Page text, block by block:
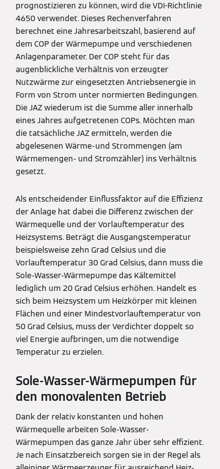
prognostizieren zu können, wird die VDI-Richtlinie
4650 verwendet. Dieses Rechenverfahren
berechnet eine Jahresarbeitszahl, basierend auf
dem COP der Wärmepumpe und verschiedenen
Anlagenparameter. Der COP steht für das
augenblickliche Verhältnis von erzeugter
Nutzwärme zur eingesetzten Antriebsenergie in
Form von Strom unter normierten Bedingungen.
Die JAZ wiederum ist die Summe aller innerhalb
eines Jahres aufgetretenen COPs. Möchten man
die tatsächliche JAZ ermitteln, werden die
abgelesenen Wärme-und Strommengen (am
Wärmemengen- und Stromzähler) ins Verhältnis
gesetzt.
Als entscheidender Einflussfaktor auf die Effizienz
der Anlage hat dabei die Differenz zwischen der
Wärmequelle und der Vorlauftemperatur des
Heizsystems. Beträgt die Ausgangstemperatur
beispielsweise zehn Grad Celsius und die
Vorlauftemperatur 30 Grad Celsius, dann muss die
Sole-Wasser-Wärmepumpe das Kältemittel
lediglich um 20 Grad Celsius erhöhen. Handelt es
sich beim Heizsystem um Heizkörper mit kleinen
Flächen und einer Mindestvorlauftemperatur von
50 Grad Celsius, muss der Verdichter doppelt so
viel Energie aufbringen, um die notwendige
Temperatur zu erzielen.
Sole-Wasser-Wärmepumpen für
den monovalenten Betrieb
Dank der relativ konstanten und hohen
Wärmequelle arbeiten Sole-Wasser-
Wärmepumpen das ganze Jahr über sehr effizient.
Je nach Einsatzbereich sorgen sie in der Regel als